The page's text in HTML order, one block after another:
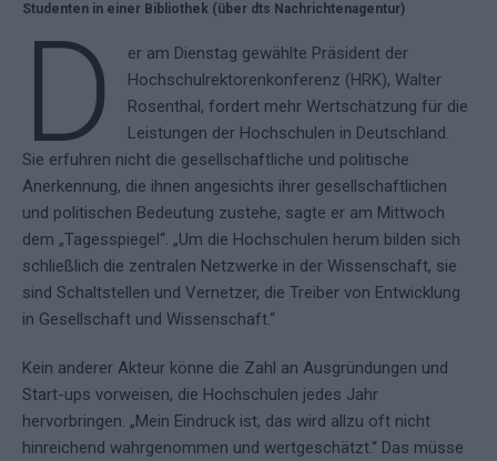
Studenten in einer Bibliothek (über dts Nachrichtenagentur)
D
er am Dienstag gewählte Präsident der
Hochschulrektorenkonferenz (HRK), Walter
Rosenthal, fordert mehr Wertschätzung für die
Leistungen der Hochschulen in Deutschland.
Sie erfuhren nicht die gesellschaftliche und politische
Anerkennung, die ihnen angesichts ihrer gesellschaftlichen
und politischen Bedeutung zustehe, sagte er am Mittwoch
dem „Tagesspiegel“. „Um die Hochschulen herum bilden sich
schließlich die zentralen Netzwerke in der Wissenschaft, sie
sind Schaltstellen und Vernetzer, die Treiber von Entwicklung
in Gesellschaft und Wissenschaft.“
Kein anderer Akteur könne die Zahl an Ausgründungen und
Start-ups vorweisen, die Hochschulen jedes Jahr
hervorbringen. „Mein Eindruck ist, das wird allzu oft nicht
hinreichend wahrgenommen und wertgeschätzt.“ Das müsse